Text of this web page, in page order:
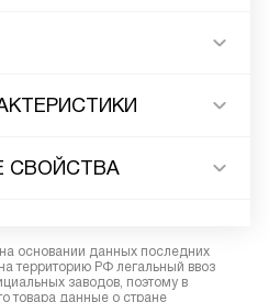
СВОЙСТВА
основании данных последних
территорию РФ легальный ввоз
заводов, поэтому в
товара данные о стране